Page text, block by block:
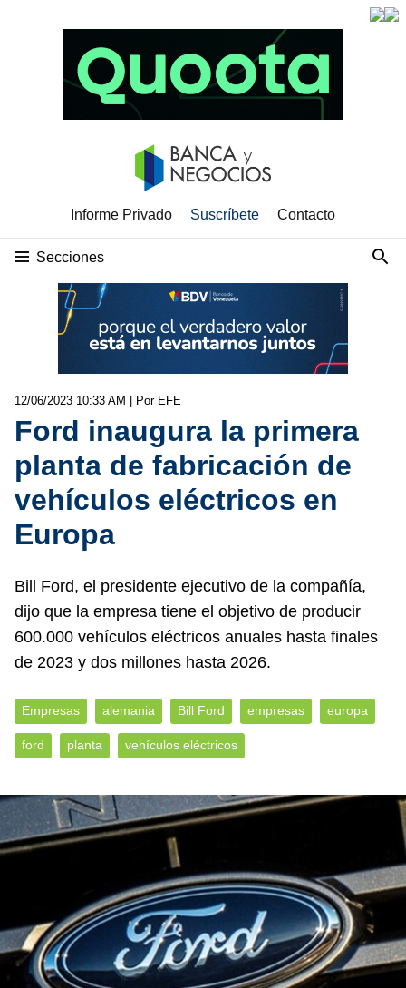
Informe Privado Suscríbete Contacto
Secciones
12/06/2023 10:33 AM | Por EFE
Ford inaugura la primera
planta de fabricación de
vehículos eléctricos en
Europa
Bill Ford, el presidente ejecutivo de la compañía,
dijo que la empresa tiene el objetivo de producir
600.000 vehículos eléctricos anuales hasta finales
de 2023 y dos millones hasta 2026.
Empresas alemania Bill Ford empresas europa
ford planta vehículos eléctricos